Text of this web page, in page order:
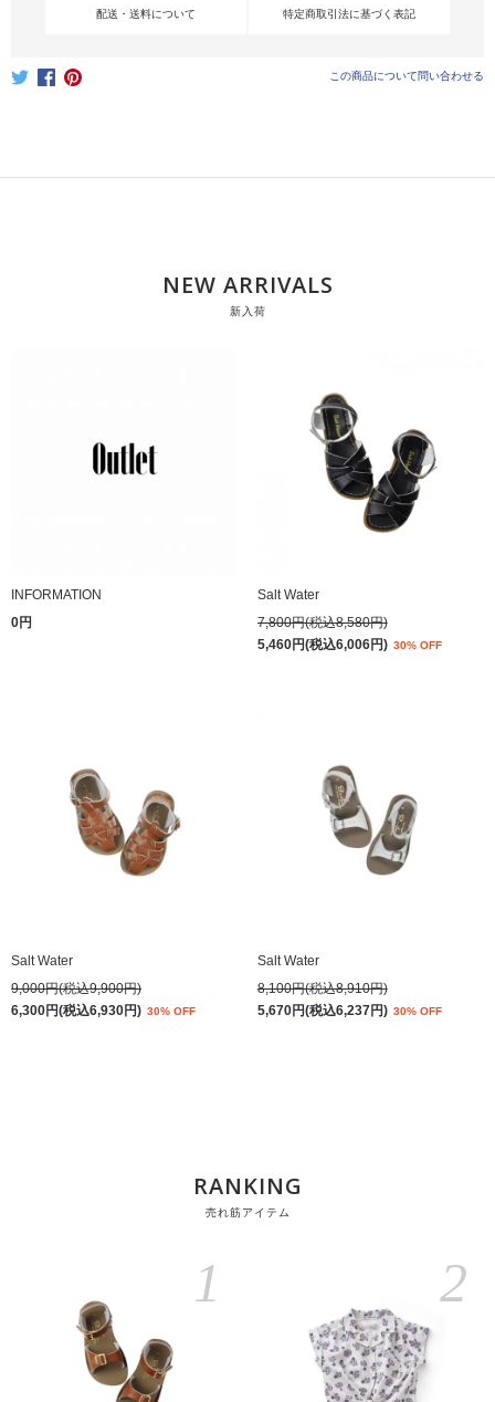
配送・送料について 特定商取引法に基づく表記
この商品について問い合わせる
NEW ARRIVALS
新入荷
INFORMATION
0円
Salt Water
7,800円(税込8,580円)
5,460円(税込6,006円) 30% OFF
Salt Water
9,000円(税込9,900円)
6,300円(税込6,930円) 30% OFF
Salt Water
8,100円(税込8,910円)
5,670円(税込6,237円) 30% OFF
RANKING
売れ筋アイテム
1 2